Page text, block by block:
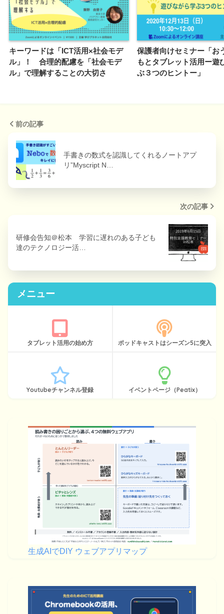
キーワードは「ICT活用×社会モデ
ル」！ 合理的配慮を「社会モデ
ル」で理解することの大切さ
保護者向けセミナー「お
もとタブレット活用ー遊
ぶ３つのヒントー」
前の記事
手書きの数式を認識してくれるノートアプ
リ”Myscript N…
次の記事
研修会告知＠松本 学習に遅れのある子ども
達のテクノロジー活…
メニュー
タブレット活用の始め方 ポッドキャストはシーズン5に突入
Youtubeチャンネル登録 イベントページ（Peatix）
生成AIでDIY ウェブアプリマップ